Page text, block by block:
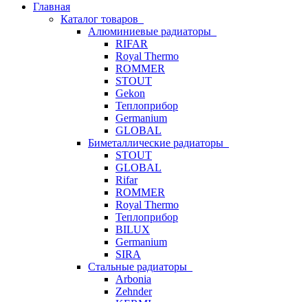
Главная
Каталог товаров
Алюминиевые радиаторы
RIFAR
Royal Thermo
ROMMER
STOUT
Gekon
Теплоприбор
Germanium
GLOBAL
Биметаллические радиаторы
STOUT
GLOBAL
Rifar
ROMMER
Royal Thermo
Теплоприбор
BILUX
Germanium
SIRA
Стальные радиаторы
Arbonia
Zehnder